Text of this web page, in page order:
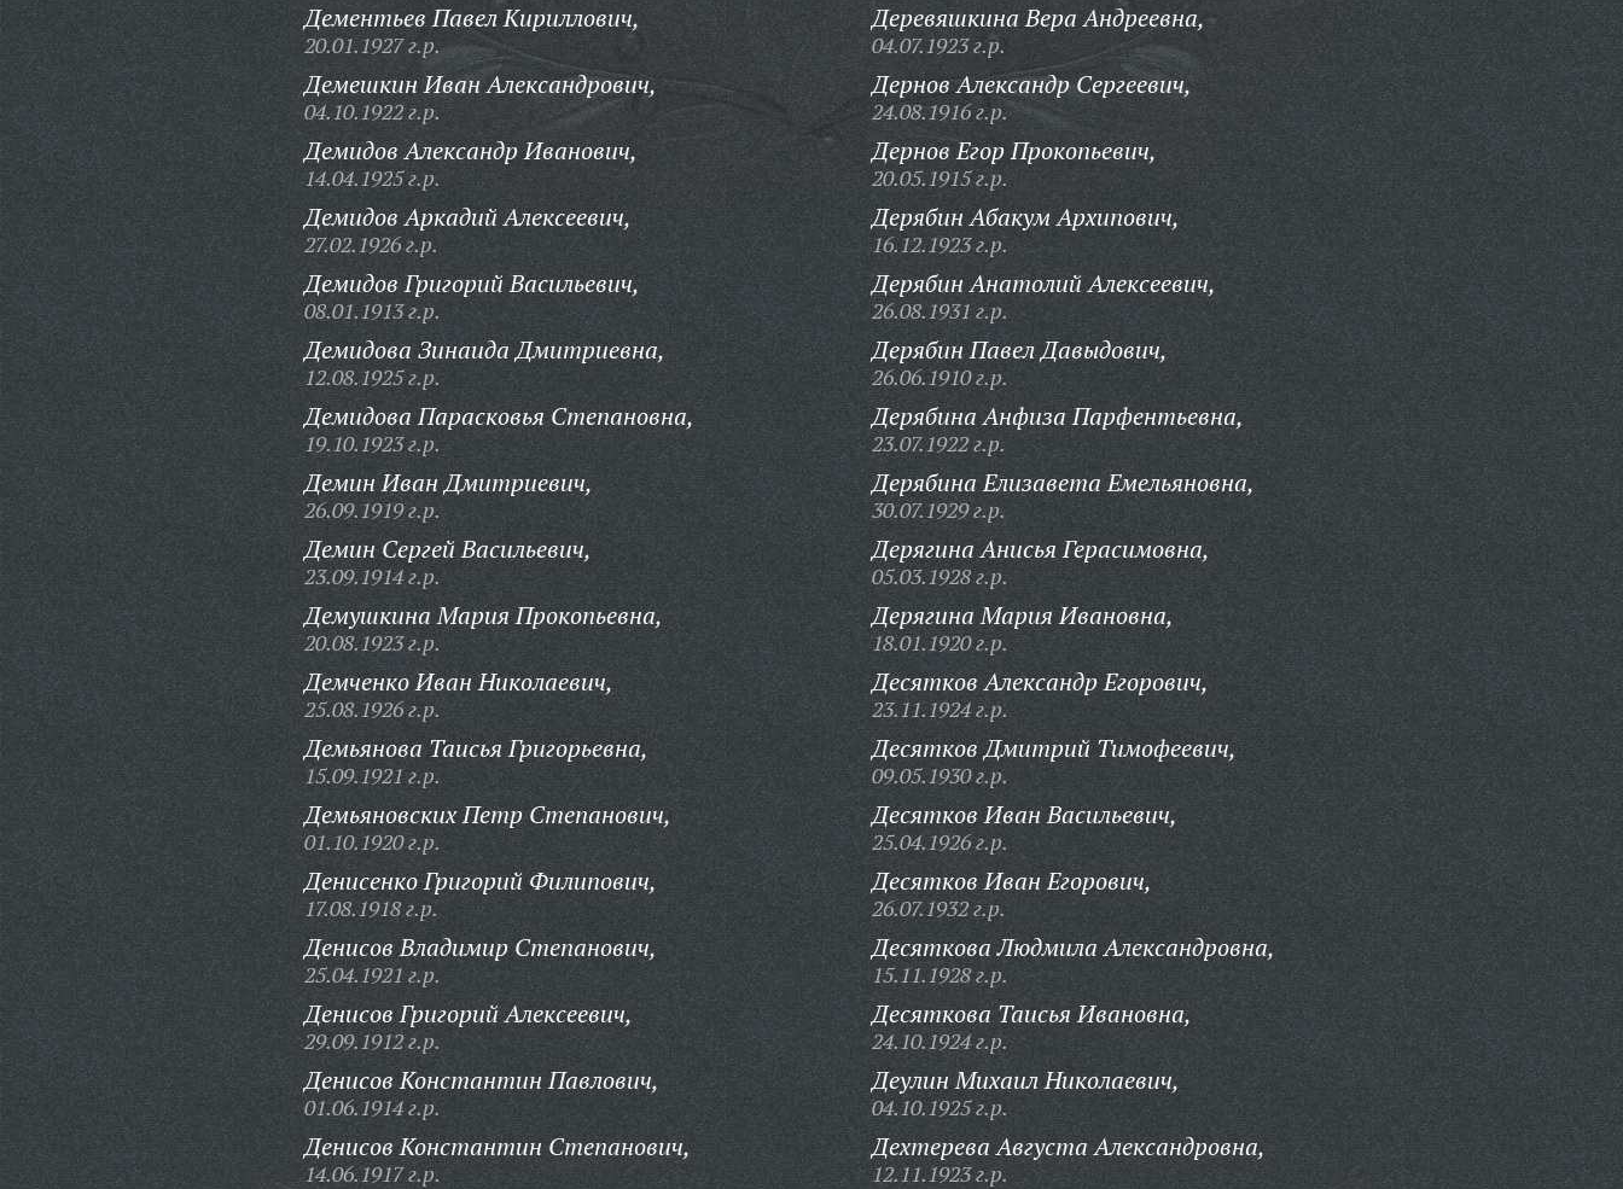
Дементьев Павел Кириллович,
20.01.1927 г.р.
Демешкин Иван Александрович,
04.10.1922 г.р.
Демидов Александр Иванович,
14.04.1925 г.р.
Демидов Аркадий Алексеевич,
27.02.1926 г.р.
Демидов Григорий Васильевич,
08.01.1913 г.р.
Демидова Зинаида Дмитриевна,
12.08.1925 г.р.
Демидова Парасковья Степановна,
19.10.1923 г.р.
Демин Иван Дмитриевич,
26.09.1919 г.р.
Демин Сергей Васильевич,
23.09.1914 г.р.
Демушкина Мария Прокопьевна,
20.08.1923 г.р.
Демченко Иван Николаевич,
25.08.1926 г.р.
Демьянова Таисья Григорьевна,
15.09.1921 г.р.
Демьяновских Петр Степанович,
01.10.1920 г.р.
Денисенко Григорий Филипович,
17.08.1918 г.р.
Денисов Владимир Степанович,
25.04.1921 г.р.
Денисов Григорий Алексеевич,
29.09.1912 г.р.
Денисов Константин Павлович,
01.06.1914 г.р.
Денисов Константин Степанович,
14.06.1917 г.р.
Деревяшкина Вера Андреевна,
04.07.1923 г.р.
Дернов Александр Сергеевич,
24.08.1916 г.р.
Дернов Егор Прокопьевич,
20.05.1915 г.р.
Дерябин Абакум Архипович,
16.12.1923 г.р.
Дерябин Анатолий Алексеевич,
26.08.1931 г.р.
Дерябин Павел Давыдович,
26.06.1910 г.р.
Дерябина Анфиза Парфентьевна,
23.07.1922 г.р.
Дерябина Елизавета Емельяновна,
30.07.1929 г.р.
Дерягина Анисья Герасимовна,
05.03.1928 г.р.
Дерягина Мария Ивановна,
18.01.1920 г.р.
Десятков Александр Егорович,
23.11.1924 г.р.
Десятков Дмитрий Тимофеевич,
09.05.1930 г.р.
Десятков Иван Васильевич,
25.04.1926 г.р.
Десятков Иван Егорович,
26.07.1932 г.р.
Десяткова Людмила Александровна,
15.11.1928 г.р.
Десяткова Таисья Ивановна,
24.10.1924 г.р.
Деулин Михаил Николаевич,
04.10.1925 г.р.
Дехтерева Августа Александровна,
12.11.1923 г.р.